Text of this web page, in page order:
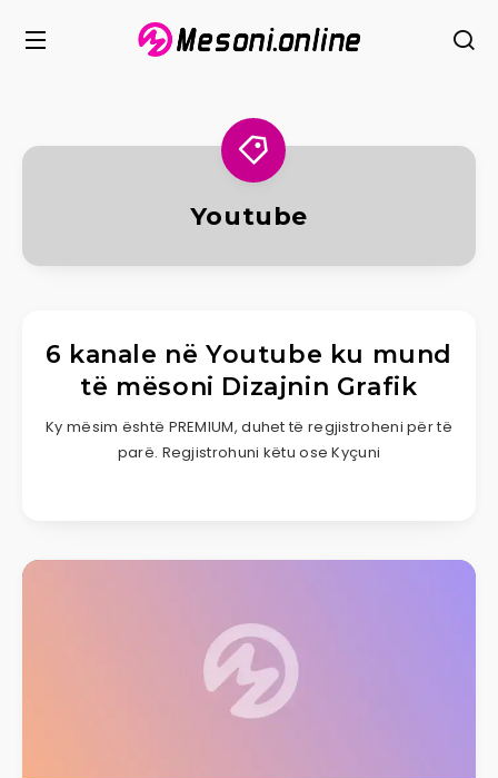
Youtube
6 kanale në Youtube ku mund
të mësoni Dizajnin Grafik
Ky mësim është PREMIUM, duhet të regjistroheni për të
parë. Regjistrohuni këtu ose Kyçuni